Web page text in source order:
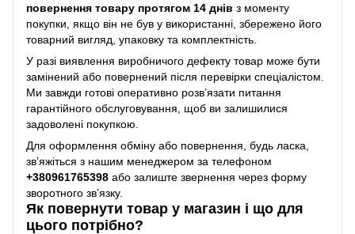
повернення товару протягом 14 днів з моменту
покупки, якщо він не був у використанні, збережено його
товарний вигляд, упаковку та комплектність.
У разі виявлення виробничого дефекту товар може бути
замінений або повернений після перевірки спеціалістом.
Ми завжди готові оперативно розв’язати питання
гарантійного обслуговування, щоб ви залишилися
задоволені покупкою.
Для оформлення обміну або повернення, будь ласка,
зв’яжіться з нашим менеджером за телефоном
+380961765398 або залиште звернення через форму
зворотного зв’язку.
Як повернути товар у магазин і що для
цього потрібно?